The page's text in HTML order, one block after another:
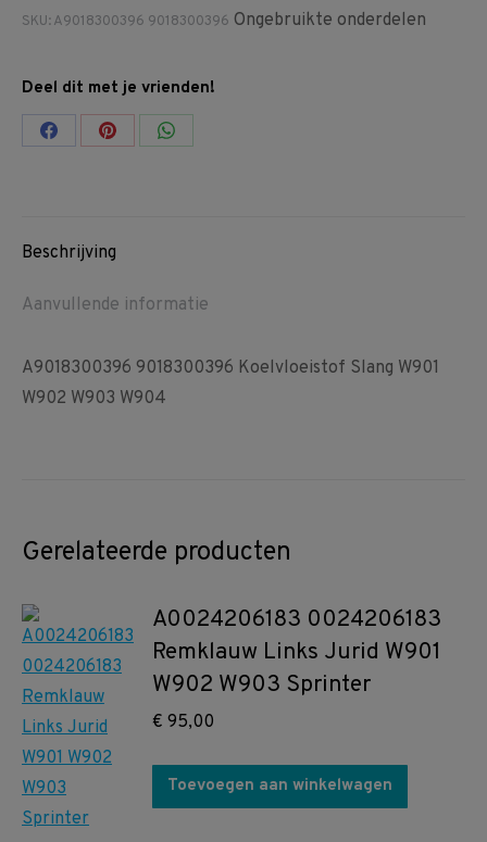
SKU:A9018300396 9018300396 Ongebruikte onderdelen
Deel dit met je vrienden!
Share Share Share
Beschrijving
Aanvullende informatie
A9018300396 9018300396 Koelvloeistof Slang W901
W902 W903 W904
Gerelateerde producten
A0024206183 0024206183
Remklauw Links Jurid W901
W902 W903 Sprinter
€ 95,00
Toevoegen aan winkelwagen